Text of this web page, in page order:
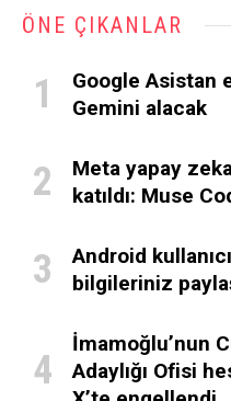
ÖNE ÇIKANLAR
Google Asistan
Gemini alacak
Meta yapay
katıldı: Muse
Android
bilgileriniz
İmamoğlu’nun
Adaylığı Ofisi